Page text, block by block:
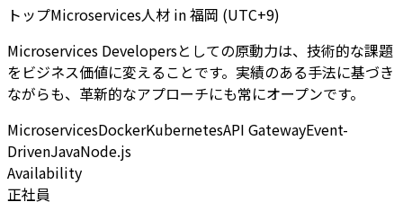
トップMicroservices人材 in福岡 (UTC+9)
Microservices Developersとしての原動力は、技術的な課題
をビジネス価値に変えることです。実績のある手法に基づき
ながらも、革新的なアプローチにも常にオープンです。
MicroservicesDockerKubernetesAPI GatewayEvent-
DrivenJavaNode.js
Availability
正社員